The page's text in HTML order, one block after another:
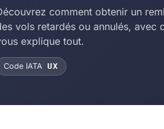
comment obtenir un
vols retardés ou annulés, avec
explique tout.
Code IATA UX